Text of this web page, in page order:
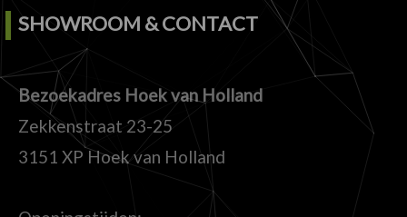
SHOWROOM & CONTACT
Bezoekadres Hoek van Holland
Zekkenstraat 23-25
3151 XP Hoek van Holland